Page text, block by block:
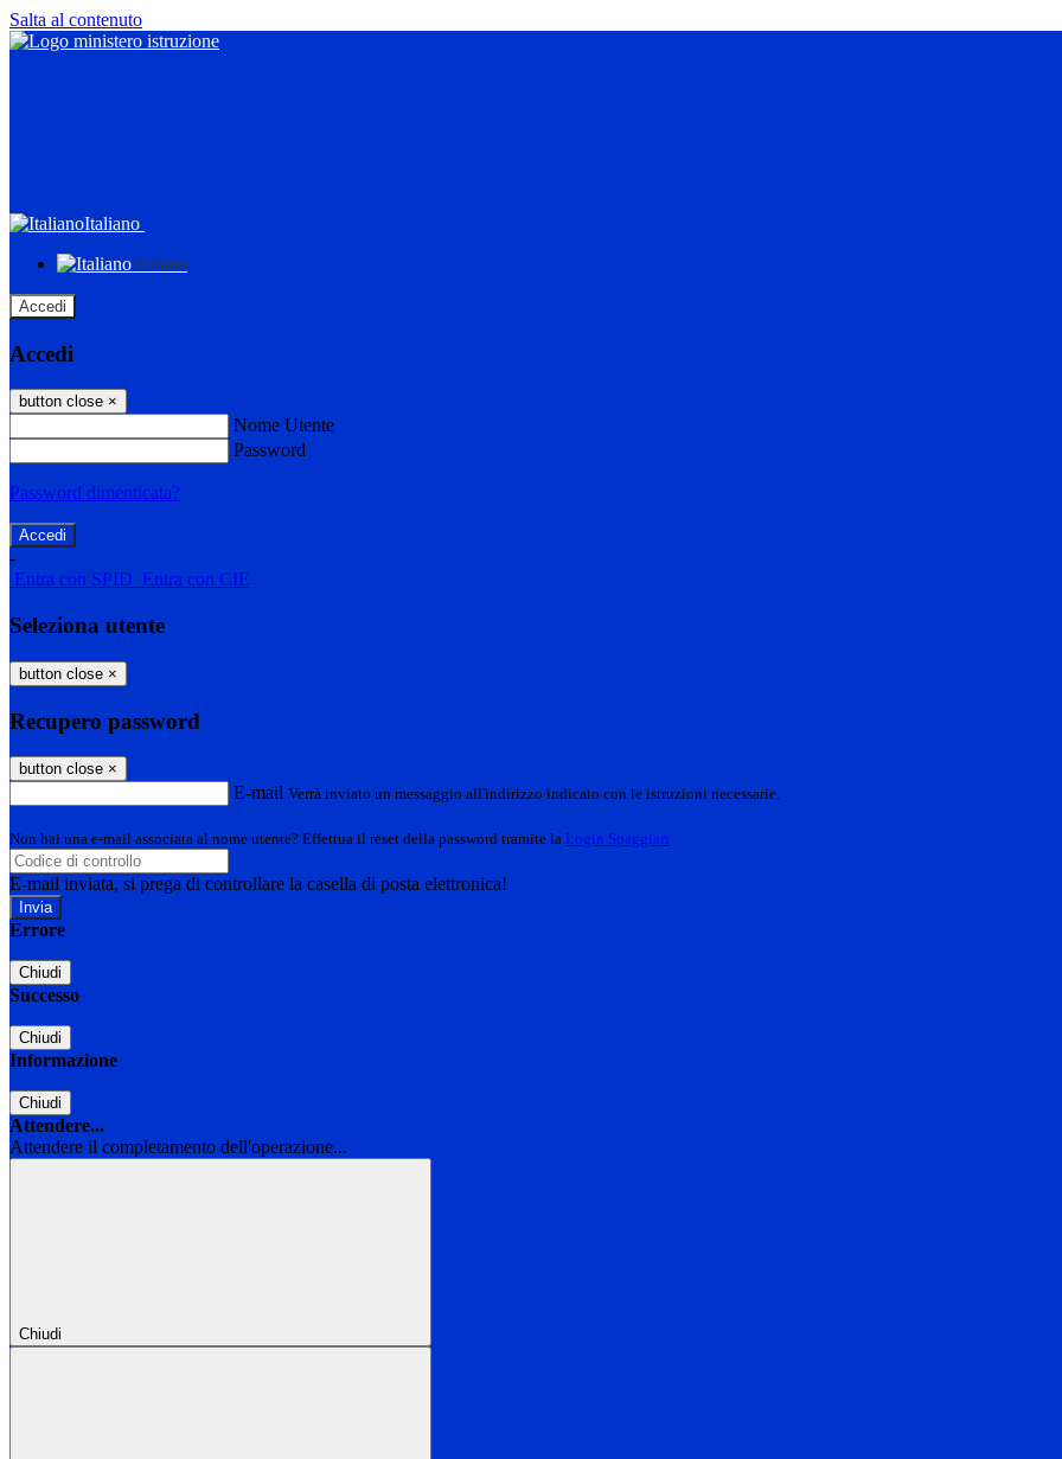
Salta al contenuto
Italiano
Italiano
Accedi
Accedi
button close ×
Nome Utente
Password
Password dimenticata?
-
Entra con SPID Entra con CIE
Seleziona utente
button close ×
Recupero password
button close ×
E-mail Verrà inviato un messaggio all'indirizzo indicato con le istruzioni necessarie.
Non hai una e-mail associata al nome utente? Effettua il reset della password tramite la Login Spaggiari
E-mail inviata, si prega di controllare la casella di posta elettronica!
Errore
Chiudi
Successo
Chiudi
Informazione
Chiudi
Attendere...
Attendere il completamento dell'operazione...
Chiudi